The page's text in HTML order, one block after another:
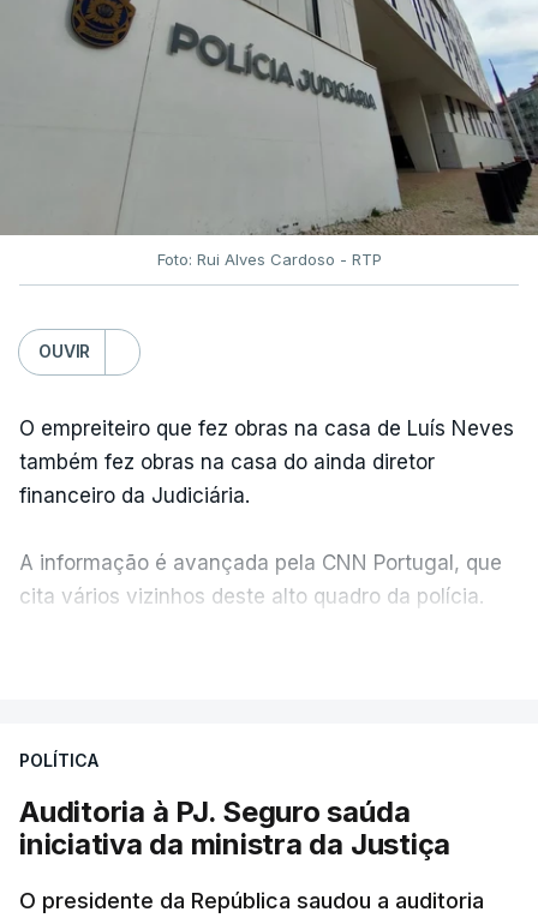
Foto: Rui Alves Cardoso - RTP
OUVIR
O empreiteiro que fez obras na casa de Luís Neves
também fez obras na casa do ainda diretor
financeiro da Judiciária.
A informação é avançada pela CNN Portugal, que
cita vários vizinhos deste alto quadro da polícia.
apreendido numa operação de droga.
POLÍTICA
Auditoria à PJ. Seguro saúda
iniciativa da ministra da Justiça
O presidente da República saudou a auditoria